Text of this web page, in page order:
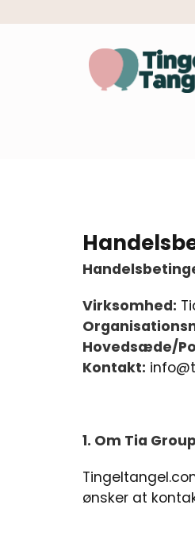
Virksomhed:
Hovedsæde/
Kontakt:
1. Om Tia
ønsker at